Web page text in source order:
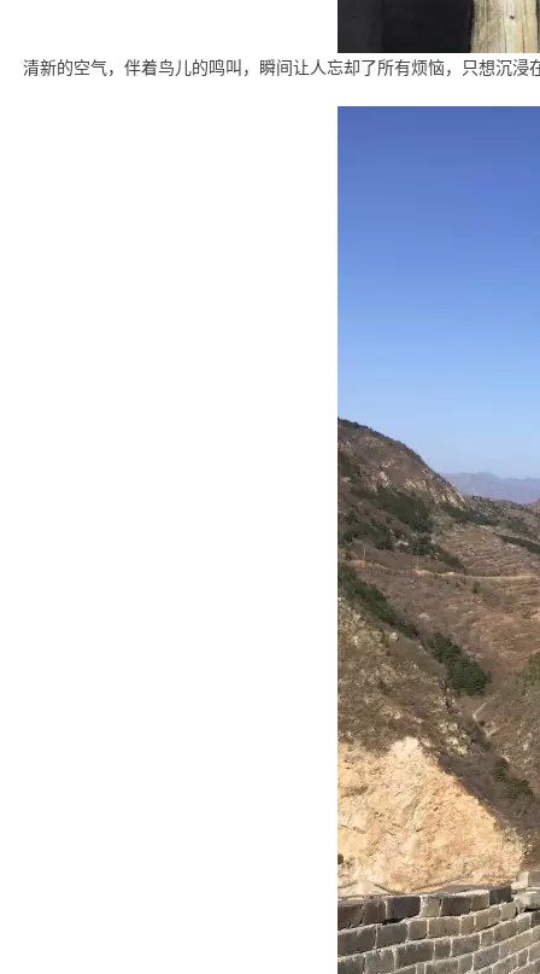
清新的空气，伴着鸟儿的鸣叫，瞬间让人忘却了所有烦恼，只想沉